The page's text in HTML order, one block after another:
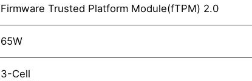
Firmware Trusted Platform Module(fTPM) 2.0
65W
3-Cell